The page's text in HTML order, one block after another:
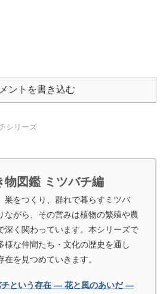
ントを書き込む
シリーズ
物図鑑 ミツバチ編
巣をつくり、群れで暮らすミツバ
ながら、その営みは植物の繁殖や農
深く関わっています。本シリーズで
様な仲間たち・文化の歴史を通し
を見つめていきます。
チという存在 ― 花と風のあいだ ―